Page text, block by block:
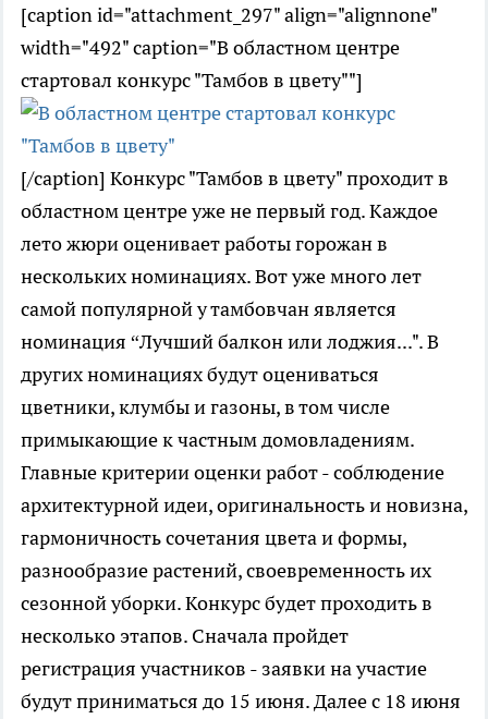
[caption id="attachment_297" align="alignnone"
width="492" caption="В областном центре
стартовал конкурс "Тамбов в цвету""]
[/caption] Конкурс "Тамбов в цвету" проходит в
областном центре уже не первый год. Каждое
лето жюри оценивает работы горожан в
нескольких номинациях. Вот уже много лет
самой популярной у тамбовчан является
номинация “Лучший балкон или лоджия...". В
других номинациях будут оцениваться
цветники, клумбы и газоны, в том числе
примыкающие к частным домовладениям.
Главные критерии оценки работ - соблюдение
архитектурной идеи, оригинальность и новизна,
гармоничность сочетания цвета и формы,
разнообразие растений, своевременность их
сезонной уборки. Конкурс будет проходить в
несколько этапов. Сначала пройдет
регистрация участников - заявки на участие
будут приниматься до 15 июня. Далее с 18 июня